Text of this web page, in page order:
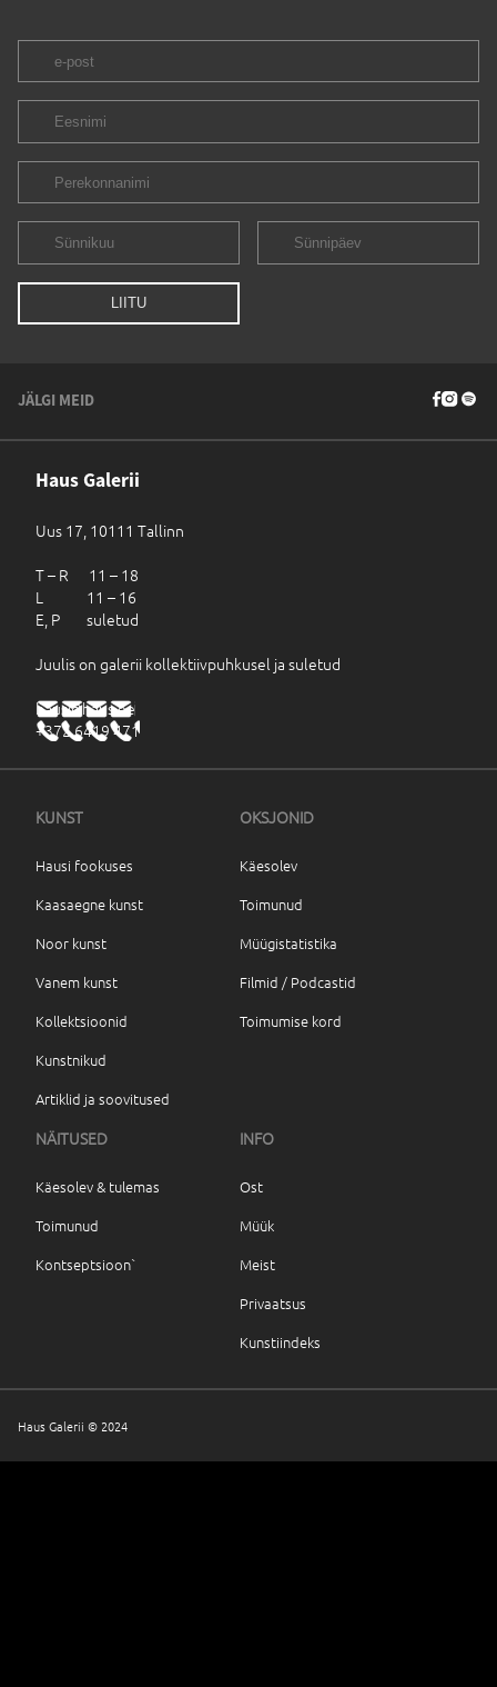
JÄLGI MEID
Haus Galerii
Uus 17, 10111 Tallinn
T – R 11 – 18
L 11 – 16
E, P suletud
Juulis on galerii kollektiivpuhkusel ja suletud
haus@haus.ee
+372 6419 471
KUNST
Hausi fookuses
Kaasaegne kunst
Noor kunst
Vanem kunst
Kollektsioonid
Kunstnikud
Artiklid ja soovitused
OKSJONID
Käesolev
Toimunud
Müügistatistika
Filmid / Podcastid
Toimumise kord
NÄITUSED
Käesolev & tulemas
Toimunud
Kontseptsioon`
INFO
Ost
Müük
Meist
Privaatsus
Kunstiindeks
Haus Galerii © 2024